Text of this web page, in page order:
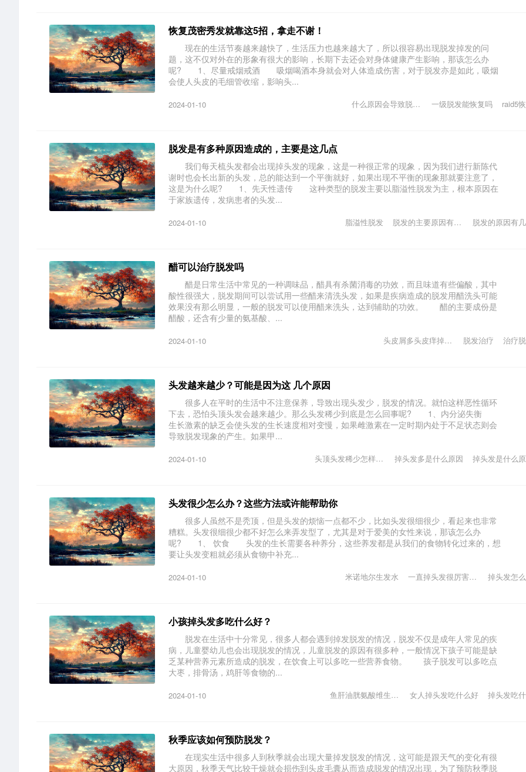
恢复茂密秀发就靠这5招，拿走不谢！
现在的生活节奏越来越快了，生活压力也越来越大了，所以很容易出现脱发掉发的问
题，这不仅对外在的形象有很大的影响，长期下去还会对身体健康产生影响，那该怎么办
呢? 1、尽量戒烟戒酒 吸烟喝酒本身就会对人体造成伤害，对于脱发亦是如此，吸烟
会使人头皮的毛细管收缩，影响头...
2024-01-10 raid5
一级脱发能恢复吗
什么原因会导致脱头发
脱发是有多种原因造成的，主要是这几点
我们每天梳头发都会出现掉头发的现象，这是一种很正常的现象，因为我们进行新陈代
谢时也会长出新的头发，总的能达到一个平衡就好，如果出现不平衡的现象那就要注意了，
这是为什么呢? 1、先天性遗传 这种类型的脱发主要以脂溢性脱发为主，根本原因在
于家族遗传，发病患者的头发...
2024-01-10 脱发的原因有
脱发的主要原因有哪些
脂溢性脱发
醋可以治疗脱发吗
醋是日常生活中常见的一种调味品，醋具有杀菌消毒的功效，而且味道有些偏酸，其中
酸性很强大，脱发期间可以尝试用一些醋来清洗头发，如果是疾病造成的脱发用醋洗头可能
效果没有那么明显，一般的脱发可以使用醋来洗头，达到辅助的功效。 醋的主要成份是
醋酸，还含有少量的氨基酸、...
2024-01-10 治疗
脱发治疗
头皮屑多头皮痒掉头发该怎么治
头发越来越少？可能是因为这 几个原因
很多人在平时的生活中不注意保养，导致出现头发少，脱发的情况。就怕这样恶性循环
下去，恐怕头顶头发会越来越少。那么头发稀少到底是怎么回事呢? 1、内分泌失衡
生长激素的缺乏会使头发的生长速度相对变慢，如果雌激素在一定时期内处于不足状态则会
导致脱发现象的产生。如果甲...
2024-01-10 掉头发是什么
掉头发多是什么原因
头顶头发稀少怎样植发
头发很少怎么办？这些方法或许能帮助你
很多人虽然不是秃顶，但是头发的烦恼一点都不少，比如头发很细很少，看起来也非常
糟糕。头发很细很少都不好怎么来弄发型了，尤其是对于爱美的女性来说，那该怎么办
呢? 1、 饮食 头发的生长需要各种养分，这些养发都是从我们的食物转化过来的，想
要让头发变粗就必须从食物中补充...
2024-01-10 掉头发怎
一直掉头发很厉害怎么办
米诺地尔生发水
小孩掉头发多吃什么好？
脱发在生活中十分常见，很多人都会遇到掉发脱发的情况，脱发不仅是成年人常见的疾
病，儿童婴幼儿也会出现脱发的情况，儿童脱发的原因有很多种，一般情况下孩子可能是缺
乏某种营养元素所造成的脱发，在饮食上可以多吃一些营养食物。 孩子脱发可以多吃点
大枣，排骨汤，鸡肝等食物的...
2024-01-10 掉头发吃
女人掉头发吃什么好
鱼肝油胱氨酸维生素b6治脱发
秋季应该如何预防脱发？
在现实生活中很多人到秋季就会出现大量掉发脱发的情况，这可能是跟天气的变化有很
大原因，秋季天气比较干燥就会损伤到头皮毛囊从而造成脱发的情况出现，为了预防秋季脱